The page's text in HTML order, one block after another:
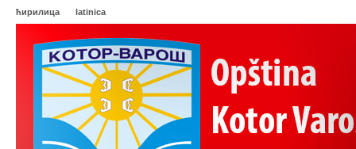
ћирилица latinica